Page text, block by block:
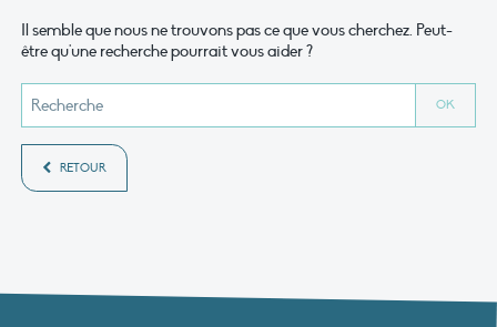
Il semble que nous ne trouvons pas ce que vous cherchez. Peut-
être qu'une recherche pourrait vous aider ?
RETOUR